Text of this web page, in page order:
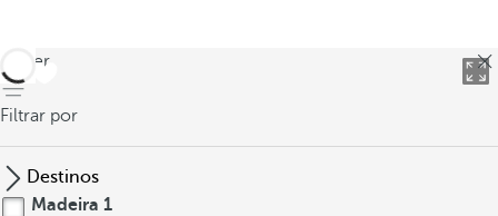
volver
Filtrar por
Destinos
Madeira 1